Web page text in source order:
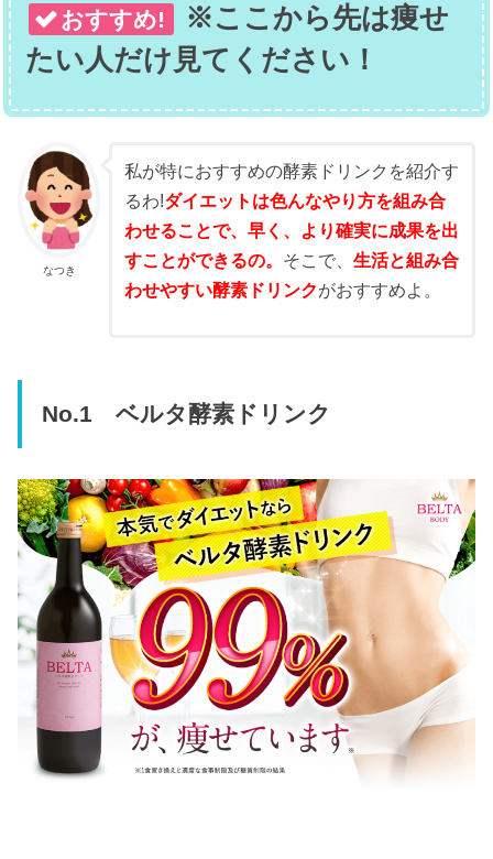
おすすめ!
※ここから先は痩せ
たい人だけ見てください！
なつき
私が特におすすめの酵素ドリンクを紹介す
るわ!ダイエットは色んなやり方を組み合
わせることで、早く、より確実に成果を出
すことができるの。 そこで、 生活と組み合
わせやすい酵素ドリンクがおすすめよ。
No.1 ベルタ酵素ドリンク